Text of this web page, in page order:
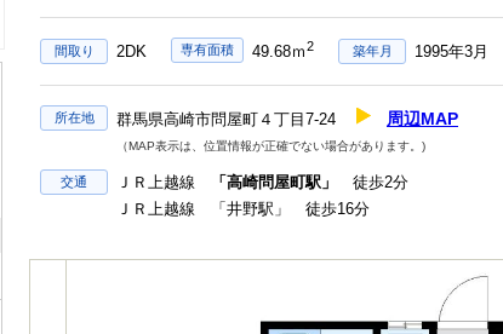
間取り 2DK 専有面積 49.68ｍ2 築年月 1995年3月
所在地 群馬県高崎市問屋町４丁目7-24 周辺MAP
（MAP表示は、位置情報が正確でない場合があります。)
交通 ＪＲ上越線 「高崎問屋町駅」
徒歩2分
ＪＲ上越線 「井野駅」 徒歩16分